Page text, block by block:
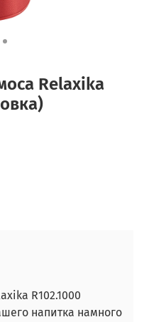
Relaxika
R102.1000
напитка намного